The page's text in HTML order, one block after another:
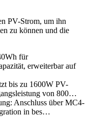
PV-Strom, um ihn
zu können und die
für
erweiterbar auf
bis zu 1600W PV-
von 800…
Anschluss über MC4-
in bes…